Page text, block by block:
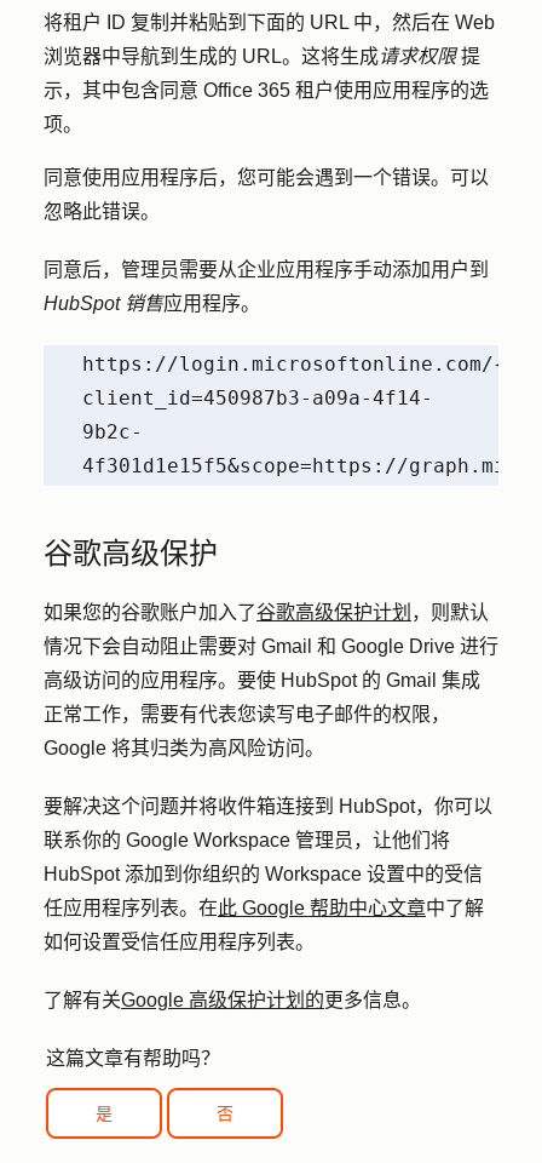
将租户 ID 复制并粘贴到下面的 URL 中，然后在 Web
浏览器中导航到生成的 URL。这将生成请求权限提
示，其中包含同意 Office 365 租户使用应用程序的选
项。
同意使用应用程序后，您可能会遇到一个错误。可以
忽略此错误。
同意后，管理员需要从企业应用程序手动添加用户到
HubSpot 销售应用程序。
https://login.microsoftonline.com/
client_id=450987b3-a09a-4f14-
9b2c-
4f301d1e15f5&scope=https://
谷歌高级保护
如果您的谷歌账户加入了谷歌高级保护计划 ，则默认
情况下会自动阻止需要对 Gmail 和 Google Drive 进行
高级访问的应用程序。要使 HubSpot 的 Gmail 集成
正常工作，需要有代表您读写电子邮件的权限，
Google 将其归类为高风险访问。
要解决这个问题并将收件箱连接到 HubSpot，你可以
联系你的 Google Workspace 管理员，让他们将
HubSpot 添加到你组织的 Workspace 设置中的受信
任应用程序列表。在此 Google 帮助中心文章中了解
如何设置受信任应用程序列表。
了解有关Google 高级保护计划的更多信息。
这篇文章有帮助吗？
是 否